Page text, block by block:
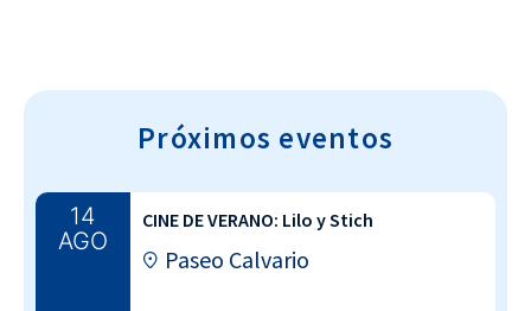
Próximos eventos
14
AGO
CINE DE VERANO: Lilo y Stich
Paseo Calvario